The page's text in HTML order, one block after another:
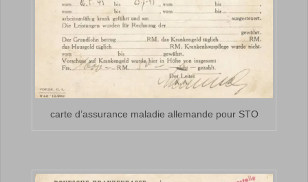
carte d’assurance maladie allemande pour STO